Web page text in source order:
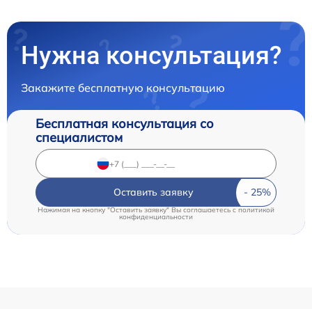
Нужна консультация?
Закажите бесплатную консультацию
Бесплатная консультация со
специалистом
Оставить заявку
Нажимая на кнопку "Оставить заявку" Вы соглашаетесь c политикой
конфиденциальности